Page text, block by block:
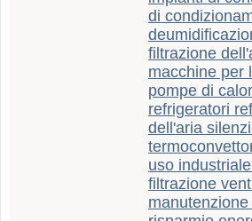
di
filtrazione
macchine per
pompe di
refrigeratori
dell'aria
uso
filtrazione